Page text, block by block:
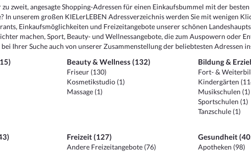
zweit, angesagte Shopping-Adressen für einen Einkaufsbummel mit der
unserem großen KIELerLEBEN Adressverzeichnis werden Sie mit wenigen
Einkaufsmöglichkeiten und Freizeitangebote unserer schönen
machen, Sport, Beauty- und Wellnessangebote, die zum Auspowern oder
Ihrer Suche auch von unserer Zusammenstellung der beliebtesten Adressen
Beauty & Wellness (132)
Friseur (130)
Kosmetikstudio (1)
Massage (1)
Bildung &
Fort- &
Kindergärten
Musikschulen (1)
Sportschulen (1)
Tanzschule (1)
Freizeit (127)
Andere Freizeitangebote (76)
Gesundheit
Apotheken (98)